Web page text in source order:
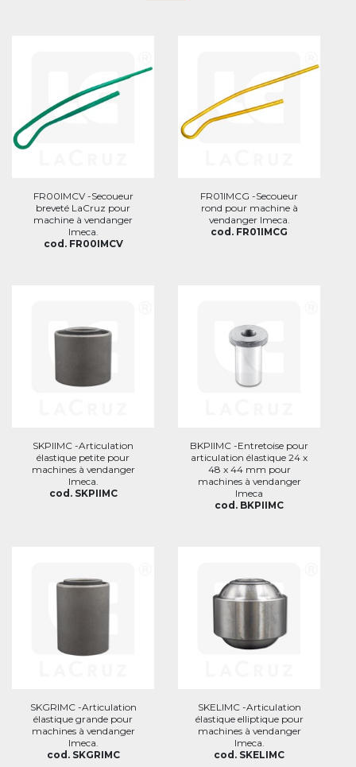
FR00IMCV -Secoueur
breveté LaCruz pour
machine à vendanger
Imeca.
cod. FR00IMCV
FR01IMCG -Secoueur
rond pour machine à
vendanger Imeca.
cod. FR01IMCG
SKPIIMC -Articulation
élastique petite pour
machines à vendanger
Imeca.
cod. SKPIIMC
BKPIIMC -Entretoise pour
articulation élastique 24 x
48 x 44 mm pour
machines à vendanger
Imeca
cod. BKPIIMC
SKGRIMC -Articulation
élastique grande pour
machines à vendanger
Imeca.
cod. SKGRIMC
SKELIMC -Articulation
élastique elliptique pour
machines à vendanger
Imeca.
cod. SKELIMC